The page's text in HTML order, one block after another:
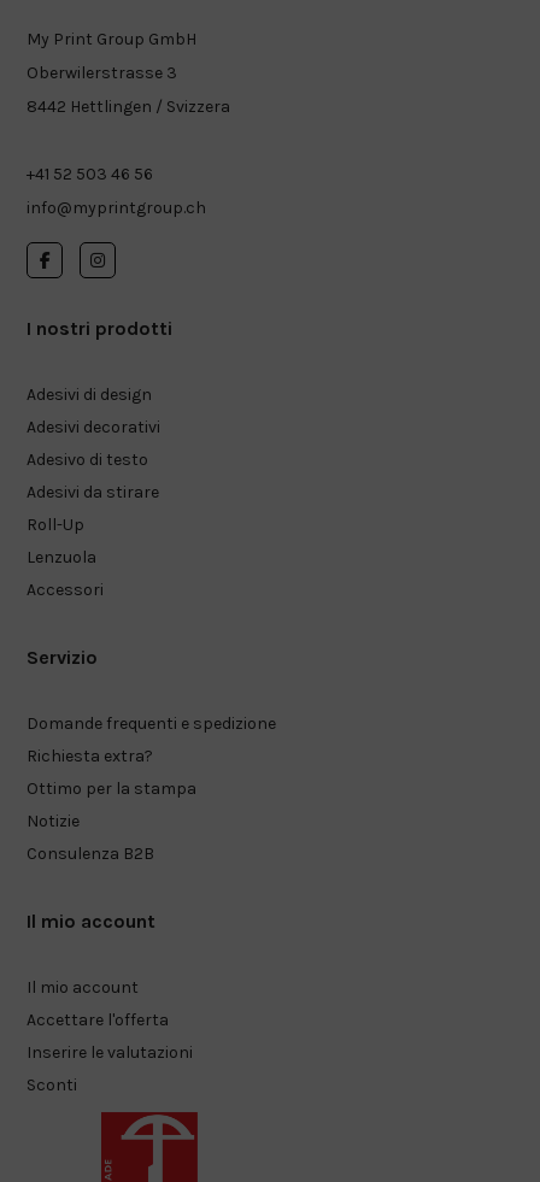
My Print Group GmbH
Oberwilerstrasse 3
8442 Hettlingen / Svizzera
+41 52 503 46 56
info@myprintgroup.ch
I nostri prodotti
Adesivi di design
Adesivi decorativi
Adesivo di testo
Adesivi da stirare
Roll-Up
Lenzuola
Accessori
Servizio
Domande frequenti e spedizione
Richiesta extra?
Ottimo per la stampa
Notizie
Consulenza B2B
Il mio account
Il mio account
Accettare l'offerta
Inserire le valutazioni
Sconti